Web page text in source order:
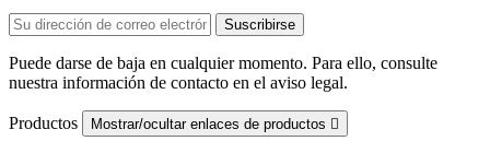
Puede darse de baja en cualquier momento. Para ello, consulte
nuestra información de contacto en el aviso legal.
Productos Mostrar/ocultar enlaces de productos 